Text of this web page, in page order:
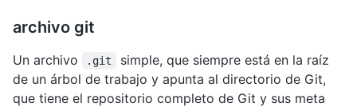
archivo git
Un archivo .git
simple, que siempre está en la raíz
de un árbol de trabajo y apunta al directorio de Git,
que tiene el repositorio completo de Git y sus meta